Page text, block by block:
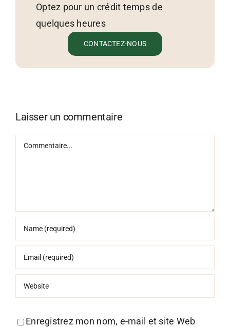
Optez pour un crédit temps de
quelques heures
CONTACTEZ-NOUS
Laisser un commentaire
Commentaire
Enregistrez mon nom, e-mail et site Web